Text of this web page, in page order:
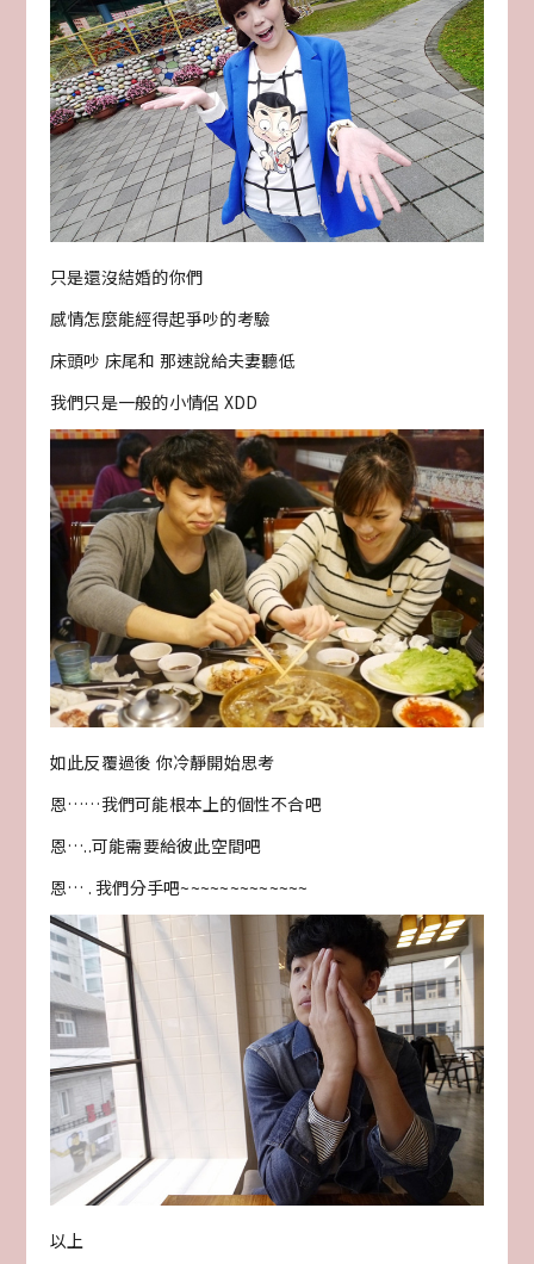
只是還沒結婚的你們
感情怎麼能經得起爭吵的考驗
床頭吵 床尾和 那速說給夫妻聽低
我們只是一般的小情侶 XDD
如此反覆過後 你冷靜開始思考
恩……我們可能根本上的個性不合吧
恩…..可能需要給彼此空間吧
恩… . 我們分手吧~~~~~~~~~~~~~
以上